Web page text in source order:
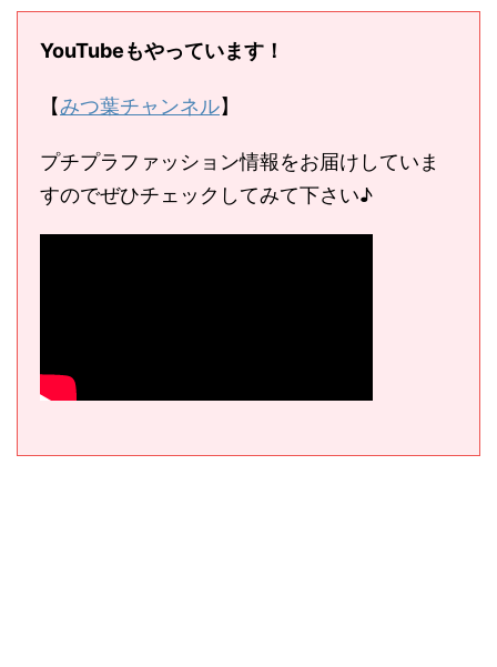
YouTubeもやっています！
【みつ葉チャンネル】
プチプラファッション情報をお届けしていま
すのでぜひチェックしてみて下さい♪